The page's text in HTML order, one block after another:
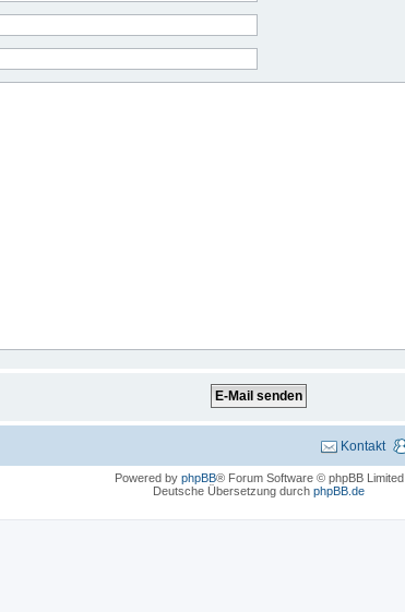
Kontakt
Powered by phpBB® Forum Software © phpBB Limited
Deutsche Übersetzung durch phpBB.de